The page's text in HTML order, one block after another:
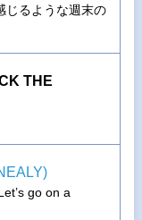
るような週末の
THE
go on a